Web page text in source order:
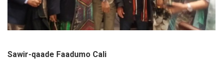
Sawir-qaade Faadumo Cali